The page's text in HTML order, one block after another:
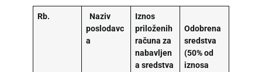
Rb.
Naziv
poslodavc
a
Iznos
priloženih
računa za
nabavljen
a sredstva
Odobrena
sredstva
(50% od
iznosa